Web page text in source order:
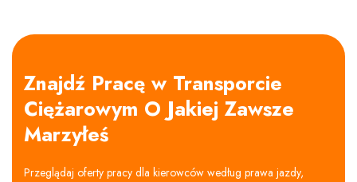
Znajdź Pracę w Transporcie
Ciężarowym O Jakiej Zawsze
Marzyłeś
Przeglądaj oferty pracy dla kierowców według prawa jazdy,